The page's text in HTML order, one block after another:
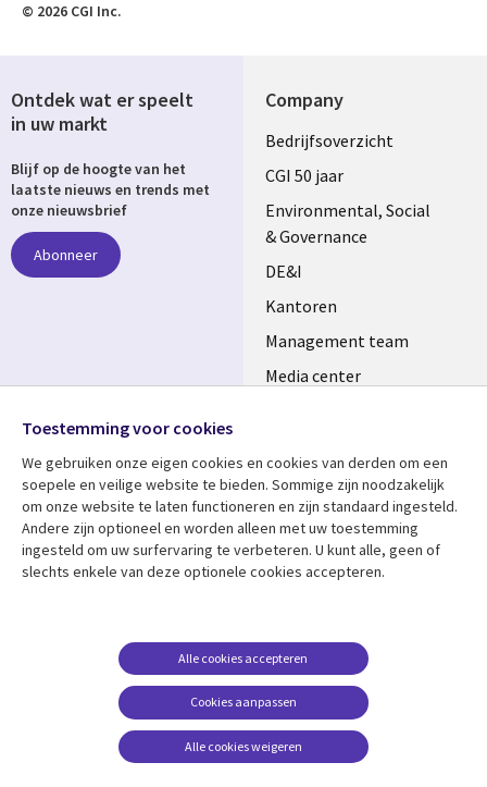
© 2026 CGI Inc.
Company
Useful
links
NETHERLANDS
Bedrijfsoverzicht
CGI 50 jaar
Environmental, Social
& Governance
DE&I
Kantoren
Management team
Media center
Bekijk meer
Library
NETHERLANDS
Artikelen
Evenementen
Support
Legal
Disclaimer
Cookie management
Ontdek wat er speelt
in uw markt
Blijf op de hoogte van het
laatste nieuws en trends met
onze nieuwsbrief
Abonneer
Media
NETHERLANDS
Toestemming voor cookies
We gebruiken onze eigen cookies en cookies van derden om een ​​
soepele en veilige website te bieden. Sommige zijn noodzakelijk
om onze website te laten functioneren en zijn standaard ingesteld.
Andere zijn optioneel en worden alleen met uw toestemming
ingesteld om uw surfervaring te verbeteren. U kunt alle, geen of
slechts enkele van deze optionele cookies accepteren.
Cookies aanpassen
Alle cookies accepteren
Alle cookies weigeren